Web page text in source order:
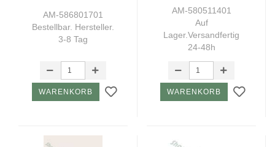
AM-586801701
Bestellbar. Hersteller.
3-8 Tag
WARENKORB
AM-580511401
Auf
Lager.Versandfertig
24-48h
WARENKORB